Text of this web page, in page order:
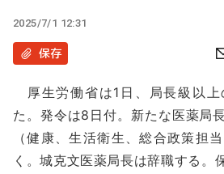
ツ
に
動
2025/7/1 12:31
保存
厚生労働省は1日、局長級以上
た。発令は8日付。新たな医薬局
（健康、生活衛生、総合政策担
く。城克文医薬局長は辞職する。